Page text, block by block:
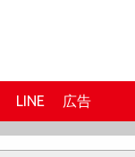
LINE 広告